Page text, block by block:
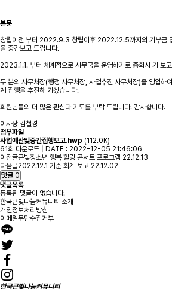
본문
창립이전 부터 2022.9.3 창립이후 2022.12.5까지의 기부금
을 중간보고 드립니다.
2023.1.1. 부터 체계적으로 사무국을 운영하기로 총회시 기 보고
두 분의 사무처장(행정 사무처장, 사업추진 사무처장)을 영입하
계 집행을 추진해 가겠습니다.
회원님들의 더 많은 관심과 기도를 부탁 드립니다. 감사합니다.
이사장 김철경
첨부파일
사업예산및중간집행보고.hwp (112.0K)
61회 다운로드 | DATE : 2022-12-05 21:46:06
이전글큰빛청소년 행복 힐링 콘서트 프로그램 22.12.13
다음글2022.12.1 기준 회계 보고 22.12.02
댓글 0
댓글목록
등록된 댓글이 없습니다.
한국큰빛나눔커뮤니티 소개
개인정보처리방침
이메일무단수집거부
한국큰빛나눔커뮤니티